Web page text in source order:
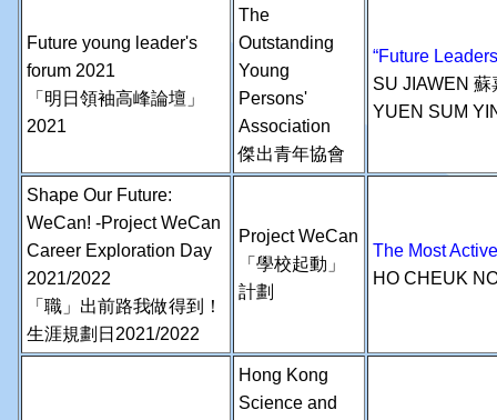
Future young leader's
forum 2021
「明日領袖高峰論壇」
2021
The
Outstanding
Young
Persons'
Association
傑出青年協會
“Future
SU JIAWEN
YUEN SUM
Shape Our Future:
WeCan! -Project WeCan
Career Exploration Day
2021/2022
「職」出前路我做得到！
生涯規劃日2021/2022
Project WeCan
「學校起動」
計劃
The Most
HO CHEUK
Hong Kong
Science and